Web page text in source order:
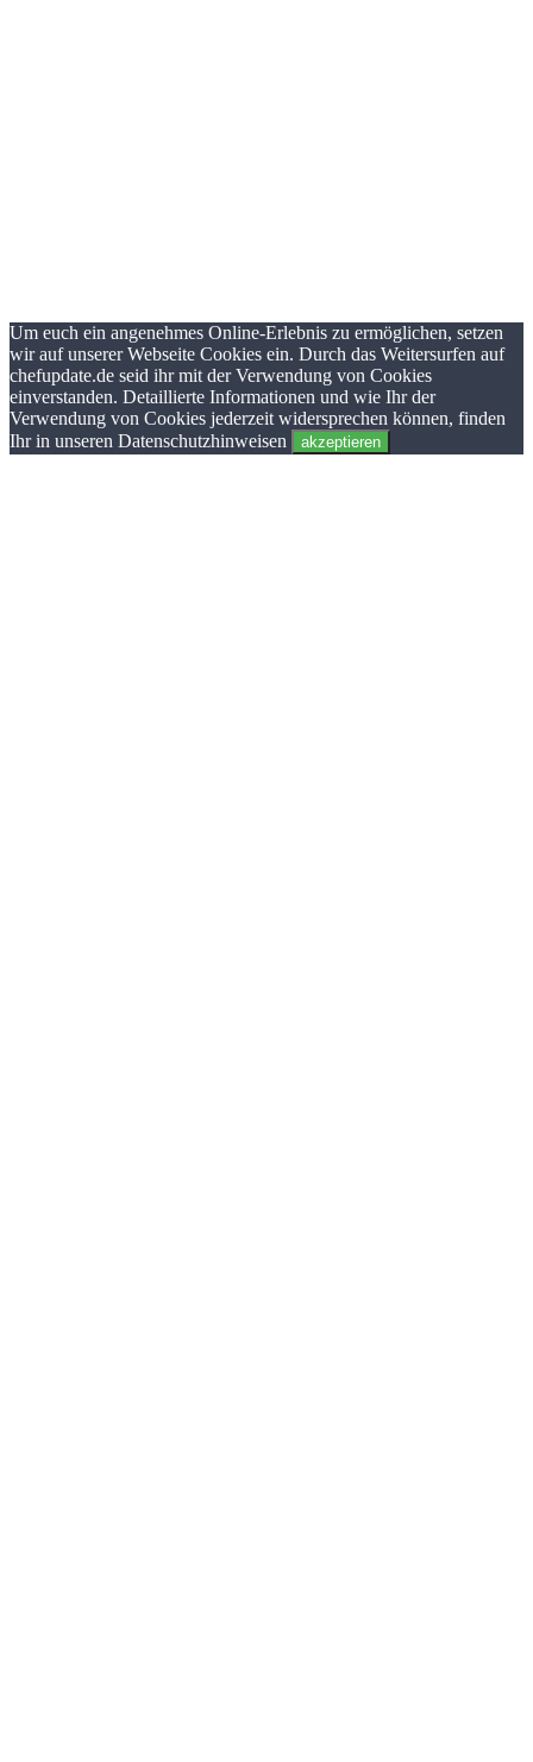
Um euch ein angenehmes Online-Erlebnis zu ermöglichen, setzen
wir auf unserer Webseite Cookies ein. Durch das Weitersurfen auf
chefupdate.de seid ihr mit der Verwendung von Cookies
einverstanden. Detaillierte Informationen und wie Ihr der
Verwendung von Cookies jederzeit widersprechen können, finden
Ihr in unseren Datenschutzhinweisen
akzeptieren